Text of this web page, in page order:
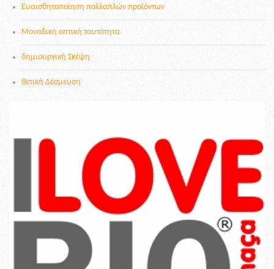
Ευαισθητοποίηση πολλαπλών προϊόντων
Μοναδική οπτική ταυτότητα
δημιουργική Σκέψη
θετική Δέσμευση